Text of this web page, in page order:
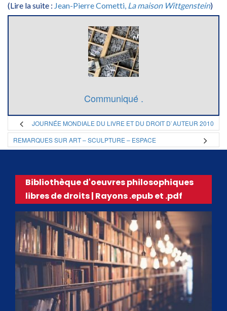
(Lire la suite : Jean-Pierre Cometti, La maison Wittgenstein)
Communiqué .
JOURNÉE MONDIALE DU LIVRE ET DU DROIT D`AUTEUR 2010
REMARQUES SUR ART – SCULPTURE – ESPACE
Bibliothèque d'oeuvres philosophiques
libres de droits | Rayons .epub et .pdf